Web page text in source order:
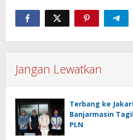
Jangan Lewatkan
Terbang ke
Banjarmasin
PLN